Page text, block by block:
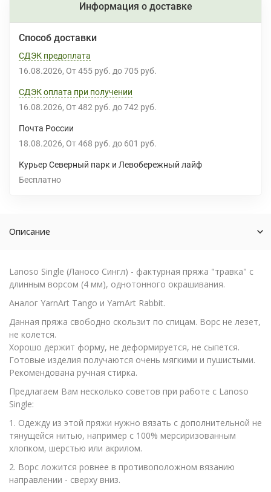
Информация о доставке
Способ доставки
СДЭК предоплата
16.08.2026 От 455 руб. до 705 руб.
СДЭК оплата при получении
16.08.2026 От 482 руб. до 742 руб.
Почта России
18.08.2026 От 468 руб. до 601 руб.
Курьер Северный парк и Левобережный лайф
Бесплатно
Описание
Lanoso Single (Ланосо Сингл) - фактурная пряжа "травка" с
длинным ворсом (4 мм), однотонного окрашивания.
Аналог YarnArt Tango и YarnArt Rabbit.
Данная пряжа свободно скользит по спицам. Ворс не лезет,
не колется.
Хорошо держит форму, не деформируется, не сыпется.
Готовые изделия получаются очень мягкими и пушистыми.
Рекомендована ручная стирка.
Предлагаем Вам несколько советов при работе с Lanoso
Single:
1. Одежду из этой пряжи нужно вязать с дополнительной не
тянущейся нитью, например с 100% мерсиризованным
хлопком, шерстью или акрилом.
2. Ворс ложится ровнее в противоположном вязанию
направлении - сверху вниз.